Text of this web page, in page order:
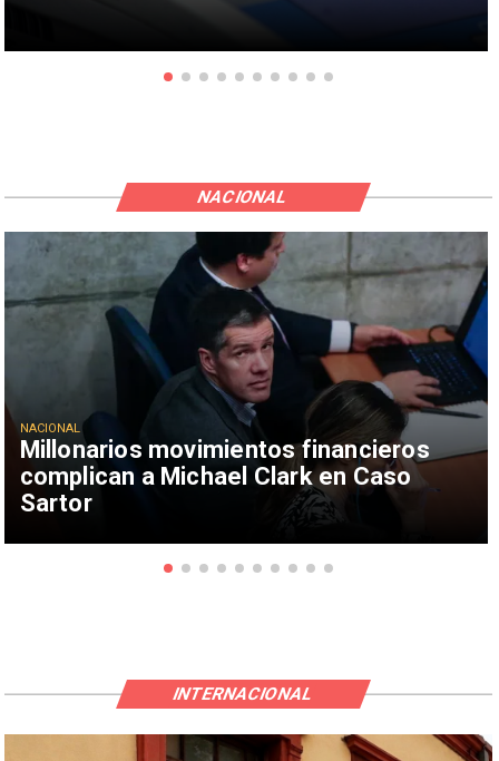
Millonarios movimientos financieros
complican a Michael Clark en Caso
Sartor
NACIONAL
NACIONAL
INTERNACIONAL